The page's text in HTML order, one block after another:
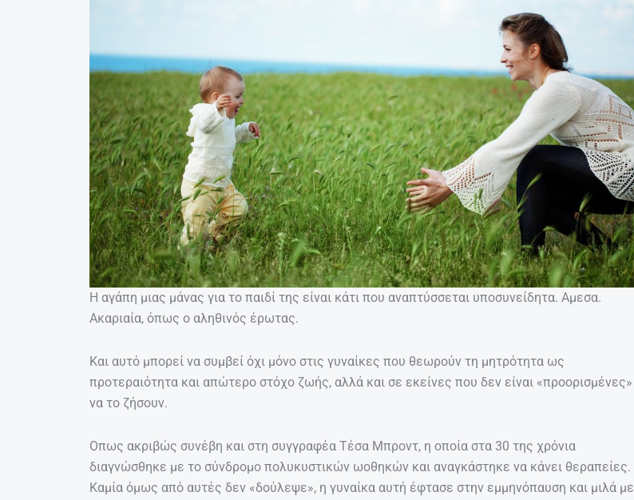
Η αγάπη μιας μάνας για το παιδί της είναι κάτι που αναπτύσσεται υποσυνείδητα. Αμεσα.
Ακαριαία, όπως ο αληθινός έρωτας.
Και αυτό μπορεί να συμβεί όχι μόνο στις γυναίκες που θεωρούν τη μητρότητα ως
προτεραιότητα και απώτερο στόχο ζωής, αλλά και σε εκείνες που δεν είναι «προορισμένες»
να το ζήσουν.
Οπως ακριβώς συνέβη και στη συγγραφέα Τέσα Μπροντ, η οποία στα 30 της χρόνια
διαγνώσθηκε με το σύνδρομο πολυκυστικών ωοθηκών και αναγκάστηκε να κάνει θεραπείες.
Καμία όμως από αυτές δεν «δούλεψε», η γυναίκα αυτή έφτασε στην εμμηνόπαυση και μιλά με